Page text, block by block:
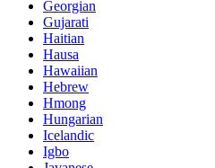
Georgian
Gujarati
Haitian
Hausa
Hawaiian
Hebrew
Hmong
Hungarian
Icelandic
Igbo